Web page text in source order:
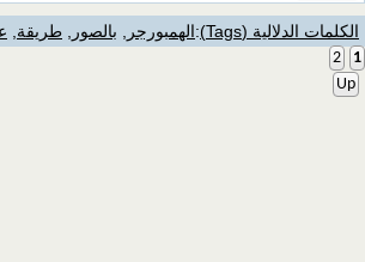
الكلمات الدلالية (Tags) :الهمبورجر , بالصور , طريقة,
1
2
Up